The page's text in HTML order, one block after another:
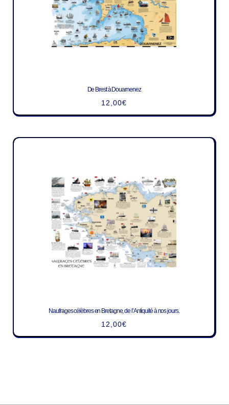
De Brest à Douarnenez
12,00€
Naufrages célèbres en Bretagne, de l’Antiquité à nos jours.
12,00€